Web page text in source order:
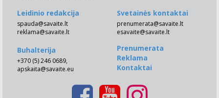
Leidinio redakcija
spauda@savaite.lt
reklama@savaite.lt
Svetainės kontaktai
prenumerata@savaite.lt
esavaite@savaite.lt
Buhalterija
+370 (5) 246 0689,
apskaita@savaite.eu
Prenumerata
Reklama
Kontaktai